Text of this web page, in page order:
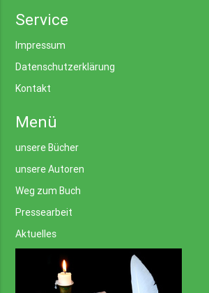
Service
Impressum
Datenschutzerklärung
Kontakt
Menü
unsere Bücher
unsere Autoren
Weg zum Buch
Pressearbeit
Aktuelles